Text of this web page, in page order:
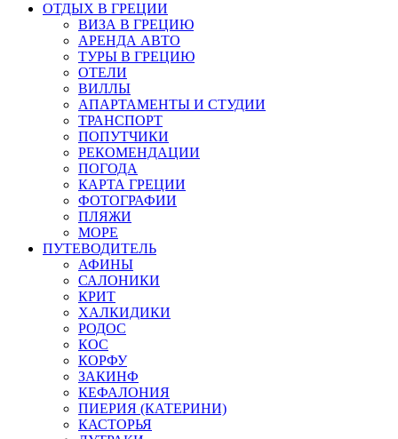
ОТДЫХ В ГРЕЦИИ
ВИЗА В ГРЕЦИЮ
АРЕНДА АВТО
ТУРЫ В ГРЕЦИЮ
ОТЕЛИ
ВИЛЛЫ
АПАРТАМЕНТЫ И СТУДИИ
ТРАНСПОРТ
ПОПУТЧИКИ
РЕКОМЕНДАЦИИ
ПОГОДА
КАРТА ГРЕЦИИ
ФОТОГРАФИИ
ПЛЯЖИ
МОРЕ
ПУТЕВОДИТЕЛЬ
АФИНЫ
САЛОНИКИ
КРИТ
ХАЛКИДИКИ
РОДОС
КОС
КОРФУ
ЗАКИНФ
КЕФАЛОНИЯ
ПИЕРИЯ (КАТЕРИНИ)
КАСТОРЬЯ